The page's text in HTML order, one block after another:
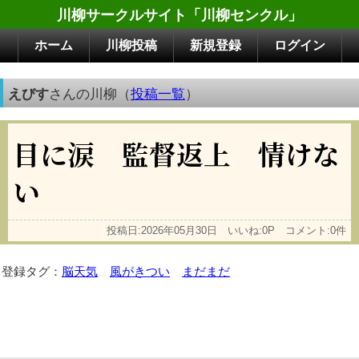
川柳サークルサイト「川柳センクル」
ホーム 川柳投稿 新規登録 ログイン
えびすさんの川柳（投稿一覧）
目に涙 監督返上 情けな
い
投稿日:2026年05月30日 いいね:0P コメント:0件
登録タグ： 脳天気 風がきつい まだまだ